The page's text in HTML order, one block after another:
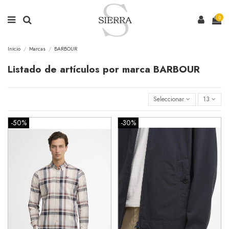
0
Inicio Marcas BARBOUR
Listado de artículos por marca BARBOUR
Seleccionar 13
-50% -30%